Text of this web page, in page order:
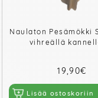
Naulaton Pesämökki
vihreällä
19,90€
Lisää ostoskoriin